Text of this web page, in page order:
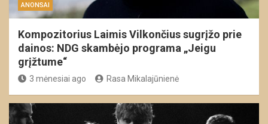
ANONSAI
Kompozitorius Laimis Vilkončius sugrįžo prie
dainos: NDG skambėjo programa „Jeigu
grįžtume“
3 mėnesiai ago Rasa Mikalajūnienė